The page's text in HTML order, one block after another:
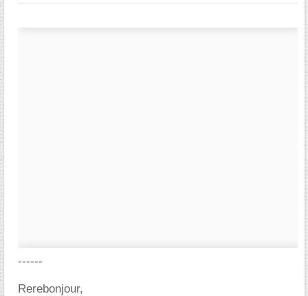
------
Rerebonjour,